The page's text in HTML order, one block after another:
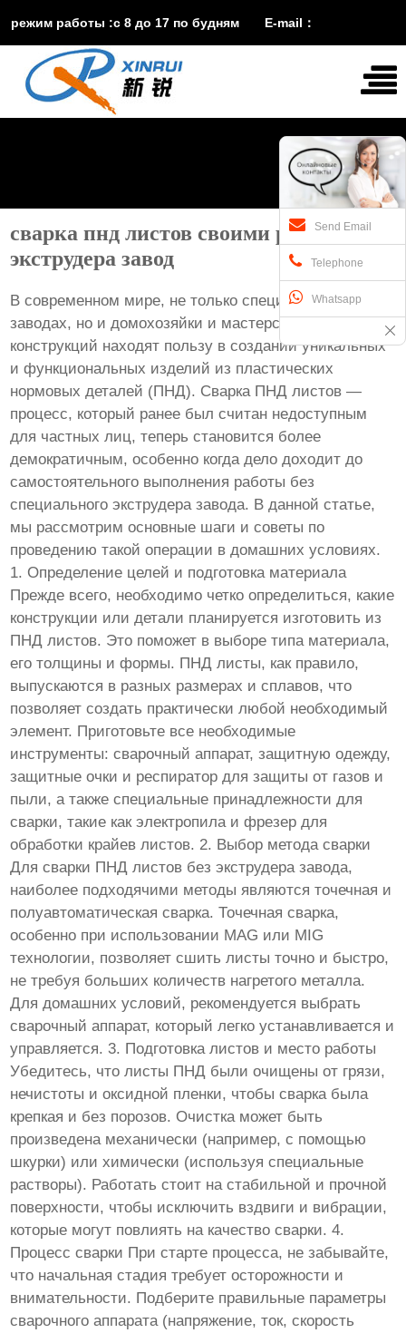
режим работы :с 8 до 17 по будням E-mail：
vira@xinruisuji.comWhatsApp： 
сварка пнд листов своими руками без
экструдера завод
В современном мире, не только специалисты на
заводах, но и домохозяйки и мастерские стальных
конструкций находят пользу в создании уникальных
и функциональных изделий из пластических
нормовых деталей (ПНД). Сварка ПНД листов —
процесс, который ранее был считан недоступным
для частных лиц, теперь становится более
демократичным, особенно когда дело доходит до
самостоятельного выполнения работы без
специального экструдера завода. В данной статье,
мы рассмотрим основные шаги и советы по
проведению такой операции в домашних условиях.
1. Определение целей и подготовка материала
Прежде всего, необходимо четко определиться, какие
конструкции или детали планируется изготовить из
ПНД листов. Это поможет в выборе типа материала,
его толщины и формы. ПНД листы, как правило,
выпускаются в разных размерах и сплавов, что
позволяет создать практически любой необходимый
элемент. Приготовьте все необходимые
инструменты: сварочный аппарат, защитную одежду,
защитные очки и респиратор для защиты от газов и
пыли, а также специальные принадлежности для
сварки, такие как электропила и фрезер для
обработки крайев листов. 2. Выбор метода сварки
Для сварки ПНД листов без экструдера завода,
наиболее подходячими методы являются точечная и
полуавтоматическая сварка. Точечная сварка,
особенно при использовании MAG или MIG
технологии, позволяет сшить листы точно и быстро,
не требуя больших количеств нагретого металла.
Для домашних условий, рекомендуется выбрать
сварочный аппарат, который легко устанавливается и
управляется. 3. Подготовка листов и место работы
Убедитесь, что листы ПНД были очищены от грязи,
нечистоты и оксидной пленки, чтобы сварка была
крепкая и без порозов. Очистка может быть
произведена механически (например, с помощью
шкурки) или химически (используя специальные
растворы). Работать стоит на стабильной и прочной
поверхности, чтобы исключить вздвиги и вибрации,
которые могут повлиять на качество сварки. 4.
Процесс сварки При старте процесса, не забывайте,
что начальная стадия требует осторожности и
внимательности. Подберите правильные параметры
сварочного аппарата (напряжение, ток, скорость
Send Email
Telephone
Whatsapp